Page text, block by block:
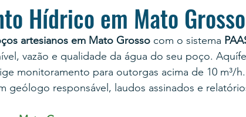
Hídrico em Mato Grosso
artesianos em Mato Grosso com o sistema
vazão e qualidade da água do seu poço.
monitoramento para outorgas acima de 10 m³/h.
geólogo responsável, laudos assinados e